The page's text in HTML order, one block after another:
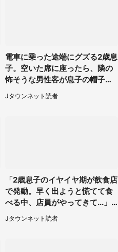
電車に乗った途端にグズる2歳息
子。空いた席に座ったら、隣の
怖そうな男性客が息子の帽子に
手を伸ばし（千葉県・40代女
性）
Jタウンネット読者
「2歳息子のイヤイヤ期が飲食店
で発動。早く出ようと慌てて食
べる中、店員がやってきて...」
（岡山県・40代女性）
Jタウンネット読者